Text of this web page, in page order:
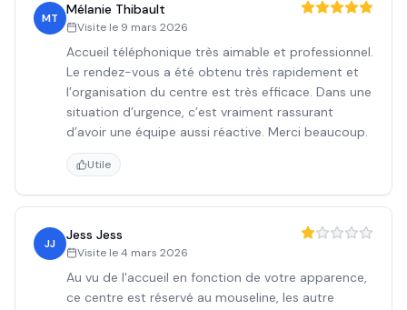
MT
Mélanie Thibault
Visite le 9 mars 2026
Accueil téléphonique très aimable et professionnel.
Le rendez-vous a été obtenu très rapidement et
l’organisation du centre est très efficace. Dans une
situation d’urgence, c’est vraiment rassurant
d’avoir une équipe aussi réactive. Merci beaucoup.
Utile
JJ
Jess Jess
Visite le4 mars 2026
Au vu de l'accueil en fonction de votre apparence,
ce centre est réservé au mouseline, les autre